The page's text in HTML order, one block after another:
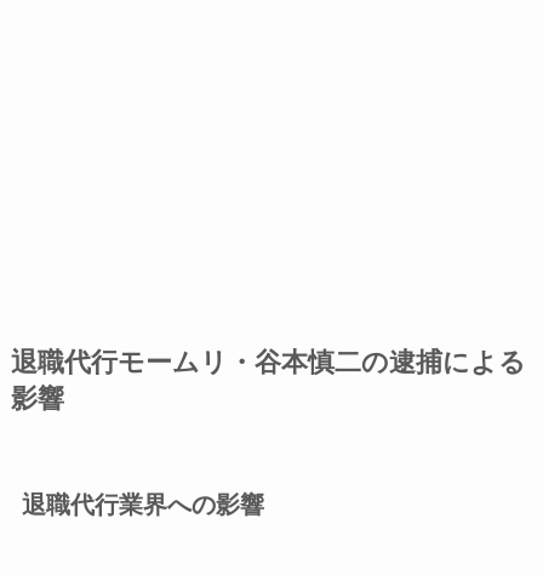
退職代行モームリ・谷本慎二の逮捕による
影響
退職代行業界への影響